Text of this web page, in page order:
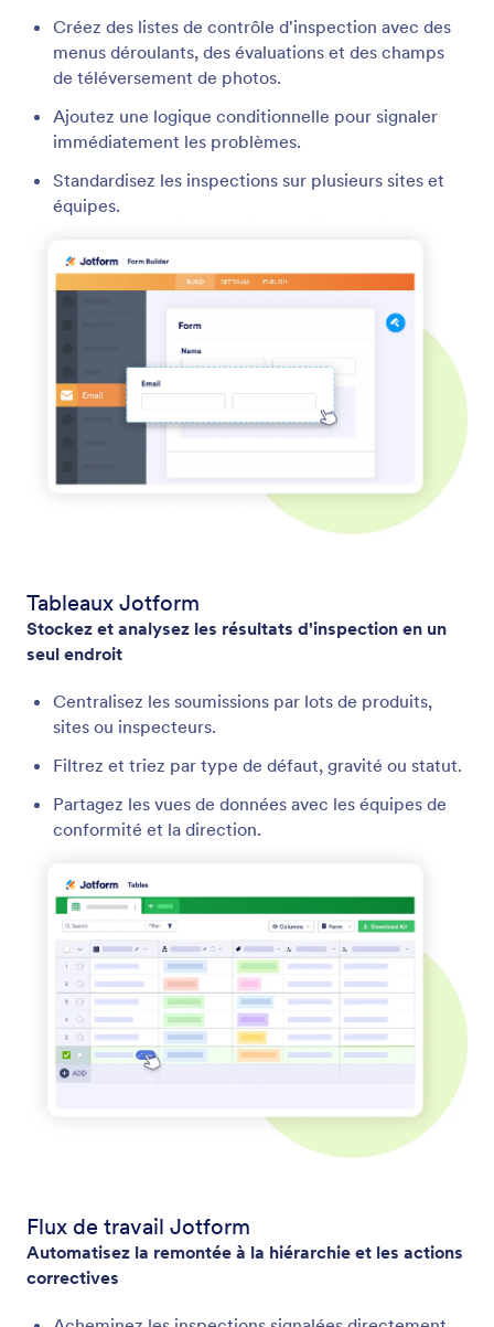
Créez des listes de contrôle d'inspection avec des
menus déroulants, des évaluations et des champs
de téléversement de photos.
Ajoutez une logique conditionnelle pour signaler
immédiatement les problèmes.
Standardisez les inspections sur plusieurs sites et
équipes.
Tableaux Jotform
Stockez et analysez les résultats d'inspection en un
seul endroit
Centralisez les soumissions par lots de produits,
sites ou inspecteurs.
Filtrez et triez par type de défaut, gravité ou statut.
Partagez les vues de données avec les équipes de
conformité et la direction.
Flux de travail Jotform
Automatisez la remontée à la hiérarchie et les actions
correctives